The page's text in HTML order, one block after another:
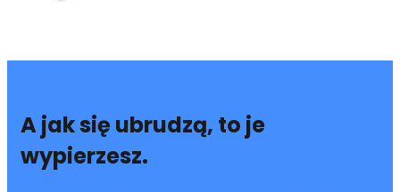
A jak się ubrudzą, to je
wypierzesz.